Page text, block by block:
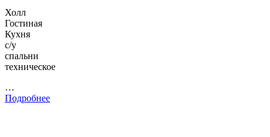
Холл
Гостиная
Кухня
с/у
спальни
техническое
…
Подробнее